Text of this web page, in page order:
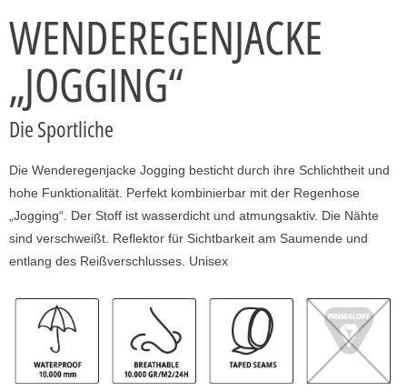
WENDEREGENJACKE
„JOGGING“
Die Sportliche
Die Wenderegenjacke Jogging besticht durch ihre Schlichtheit und
hohe Funktionalität. Perfekt kombinierbar mit der Regenhose
„Jogging“. Der Stoff ist wasserdicht und atmungsaktiv. Die Nähte
sind verschweißt. Reflektor für Sichtbarkeit am Saumende und
entlang des Reißverschlusses. Unisex